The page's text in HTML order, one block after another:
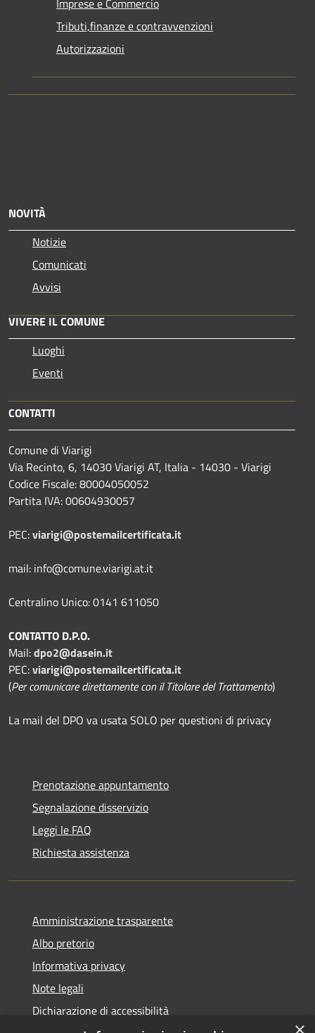
Tributi,finanze e contravvenzioni
Autorizzazioni
NOVITÀ
Notizie
Comunicati
Avvisi
VIVERE IL COMUNE
Luoghi
Eventi
CONTATTI
Comune di Viarigi
Via Recinto, 6, 14030 Viarigi AT, Italia - 14030 - Viarigi
Codice Fiscale: 80004050052
Partita IVA: 00604930057
PEC:viarigi@postemailcertificata.it
mail: info@comune.viarigi.at.it
Centralino Unico: 0141 611050
CONTATTO D.P.O.
Mail:dpo2@dasein.it
PEC:viarigi@postemailcertificata.it
(Per comunicare direttamente con il Titolare del Trattamento)
La mail del DPO va usata SOLO per questioni di privacy
Prenotazione appuntamento
Segnalazione disservizio
Leggi le FAQ
Richiesta assistenza
Amministrazione trasparente
Albo pretorio
Informativa privacy
Note legali
Dichiarazione di accessibilità